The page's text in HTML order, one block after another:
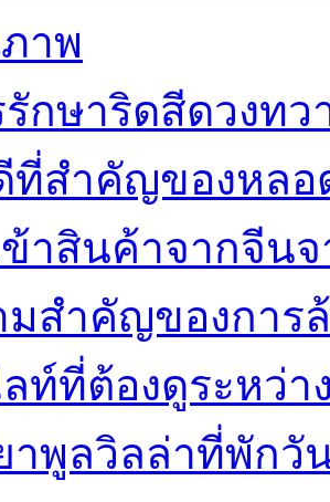
าพ
รักษาริดสีดวงทว
ที่สำคัญของหลอ
ข้าสินค้าจากจีน
มสำคัญของการ
ท์ที่ต้องดูระหว่า
าพูลวิลล่าที่พักวั